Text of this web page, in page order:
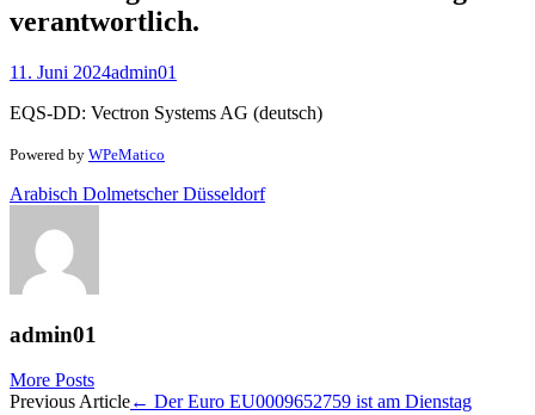
verantwortlich.
11. Juni 2024admin01
EQS-DD: Vectron Systems AG (deutsch)
Powered by WPeMatico
Arabisch Dolmetscher Düsseldorf
admin01
More Posts
Post
Previous Article← Der Euro EU0009652759 ist am Dienstag